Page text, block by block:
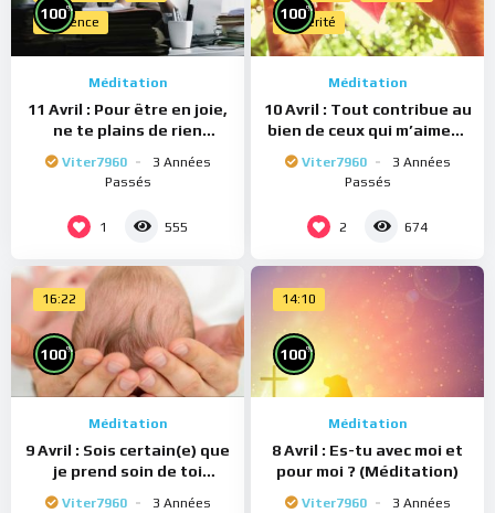
Présence
100%
Méditation
11 Avril : Pour être en joie,
ne te plains de rien
Viter7960
3 Années
Passés
1 555
Sincérité
100%
Méditation
10 Avril : Tout contribue au
bien de ceux qui m’aiment
Viter7960
3 Années
Passés
2 674
16:22
100%
Méditation
9 Avril : Sois certain(e) que
je prend soin de toi
Viter7960
3 Années
14:10
100%
Méditation
8 Avril : Es-tu avec moi et
pour moi ? (Méditation)
Viter7960
3 Années